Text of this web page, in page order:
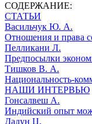
СОДЕРЖАНИЕ:
СТАТЬИ
Васильчук Ю. А.
Отношения и права
Пелликани Л.
Предпосылки
Тишков В. А.
Национальность-
НАШИ ИНТЕРВЬЮ
Гонсалвеш А.
Индийский опыт
Дадун Ц.